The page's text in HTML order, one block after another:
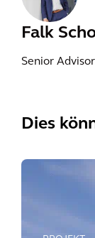
Falk
Senior
Dies